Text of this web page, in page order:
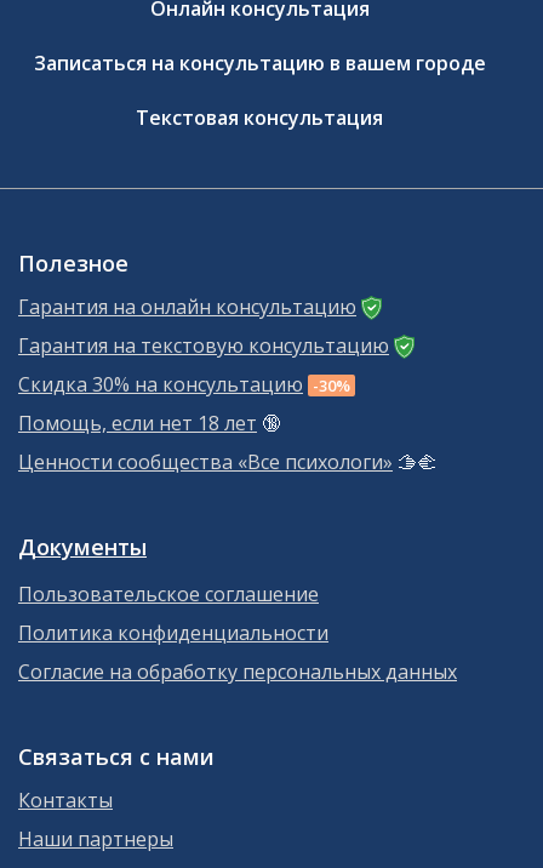
Онлайн консультация
Записаться на консультацию в вашем городе
Текстовая консультация
Полезное
Гарантия на онлайн консультацию
Гарантия на текстовую консультацию
Скидка 30% на консультацию -30%
Помощь, если нет 18 лет 🔞
Ценности сообщества «Все психологи» 🫱‍🫲
Документы
Пользовательское соглашение
Политика конфиденциальности
Согласие на обработку персональных данных
Связаться с нами
Контакты
Наши партнеры